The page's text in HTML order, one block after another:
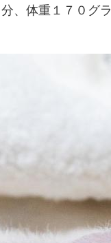
、体重１７０